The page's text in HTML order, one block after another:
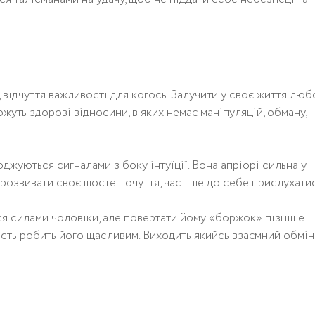
важливості для когось. Залучити у своє життя
здорові відносини, в яких немає маніпуляцій, обману,
сигналами з боку інтуїції. Вона апріорі сильна у
своє шосте почуття, частіше до себе
чоловіки, але повертати йому «боржок» пізніше.
робить його щасливим. Виходить якийсь взаємний обмін,